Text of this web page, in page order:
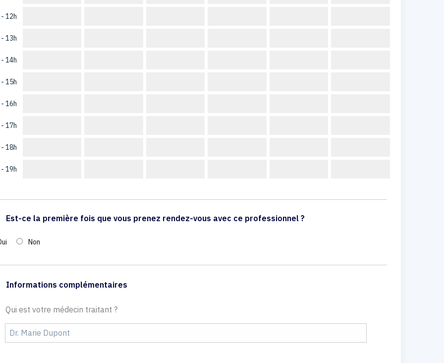
12h
13h
14h
15h
16h
17h
18h
19h
Est-ce la première fois que vous prenez rendez-vous avec ce professionnel ?
Non
Informations complémentaires
Qui est votre médecin traitant ?